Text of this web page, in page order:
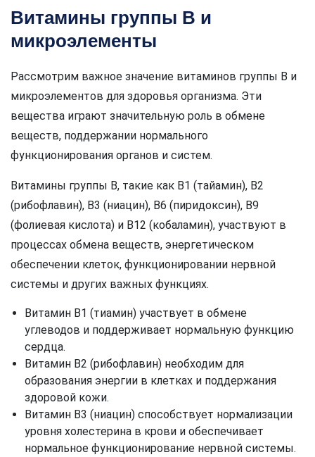
Витамины группы В и
микроэлементы
Рассмотрим важное значение витаминов группы В и
микроэлементов для здоровья организма. Эти
вещества играют значительную роль в обмене
веществ, поддержании нормального
функционирования органов и систем.
Витамины группы В, такие как B1 (тайамин), B2
(рибофлавин), B3 (ниацин), B6 (пиридоксин), B9
(фолиевая кислота) и B12 (кобаламин), участвуют в
процессах обмена веществ, энергетическом
обеспечении клеток, функционировании нервной
системы и других важных функциях.
Витамин B1 (тиамин) участвует в обмене
углеводов и поддерживает нормальную функцию
сердца.
Витамин B2 (рибофлавин) необходим для
образования энергии в клетках и поддержания
здоровой кожи.
Витамин B3 (ниацин) способствует нормализации
уровня холестерина в крови и обеспечивает
нормальное функционирование нервной системы.